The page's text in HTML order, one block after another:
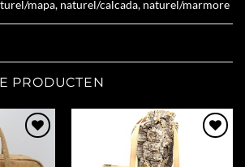
mapa, naturel/calcada, naturel/marmore
PRODUCTEN
Wishlist